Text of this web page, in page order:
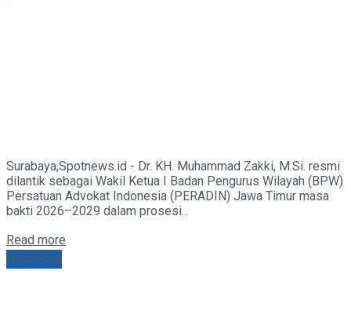
Surabaya,Spotnews.id - Dr. KH. Muhammad Zakki, M.Si. resmi
dilantik sebagai Wakil Ketua I Badan Pengurus Wilayah (BPW)
Persatuan Advokat Indonesia (PERADIN) Jawa Timur masa
bakti 2026–2029 dalam prosesi...
Read more
Next Post